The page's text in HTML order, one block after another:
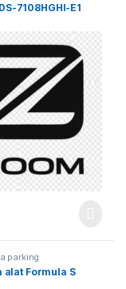
7108HGHI-E1
parking
alat Formula S